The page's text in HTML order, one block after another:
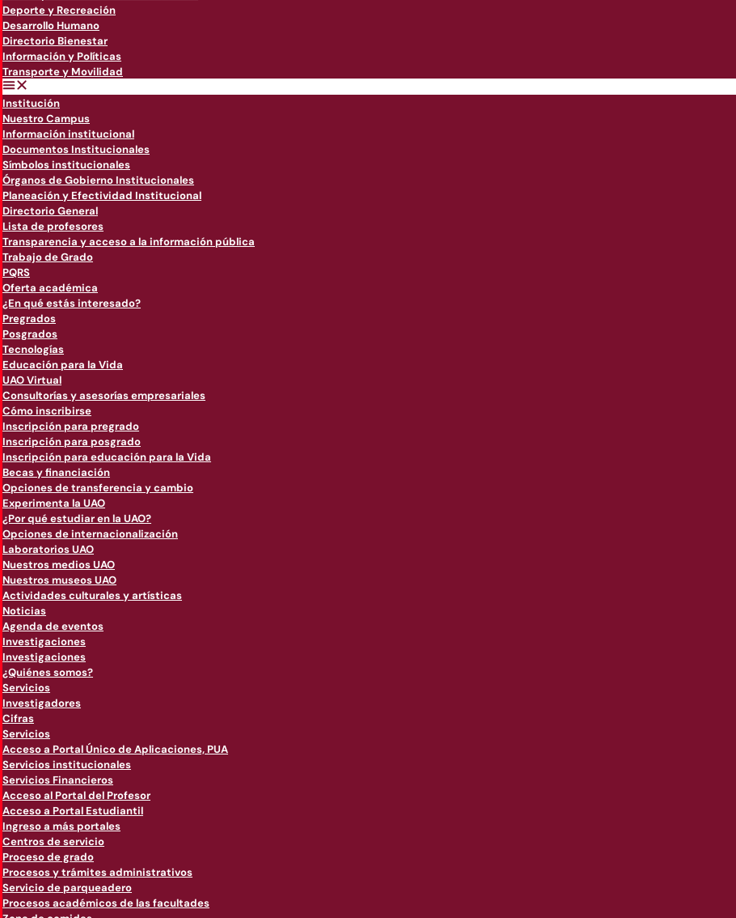
Deporte y Recreación
Desarrollo Humano
Directorio Bienestar
Información y Políticas
Transporte y Movilidad
Institución
Nuestro Campus
Información institucional
Documentos Institucionales
Símbolos institucionales
Órganos de Gobierno Institucionales
Planeación y Efectividad Institucional
Directorio General
Lista de profesores
Transparencia y acceso a la información pública
Trabajo de Grado
PQRS
Oferta académica
¿En qué estás interesado?
Pregrados
Posgrados
Tecnologías
Educación para la Vida
UAO Virtual
Consultorías y asesorías empresariales
Cómo inscribirse
Inscripción para pregrado
Inscripción para posgrado
Inscripción para educación para la Vida
Becas y financiación
Opciones de transferencia y cambio
Experimenta la UAO
¿Por qué estudiar en la UAO?
Opciones de internacionalización
Laboratorios UAO
Nuestros medios UAO
Nuestros museos UAO
Actividades culturales y artísticas
Noticias
Agenda de eventos
Investigaciones
Investigaciones
¿Quiénes somos?
Servicios
Investigadores
Cifras
Servicios
Acceso a Portal Único de Aplicaciones, PUA
Servicios institucionales
Servicios Financieros
Acceso al Portal del Profesor
Acceso a Portal Estudiantil
Ingreso a más portales
Centros de servicio
Proceso de grado
Procesos y trámites administrativos
Servicio de parqueadero
Procesos académicos de las facultades